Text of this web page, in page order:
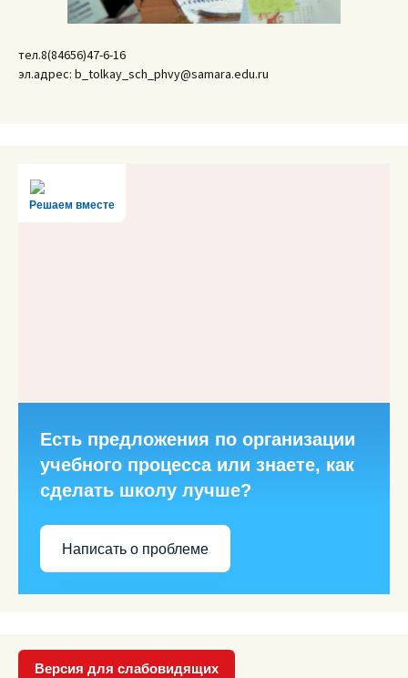
тел.8(84656)47-6-16
эл.адрес: b_tolkay_sch_phvy@samara.edu.ru
Решаем вместе
Есть предложения по организации
учебного процесса или знаете, как
сделать школу лучше?
Написать о проблеме
Версия для слабовидящих